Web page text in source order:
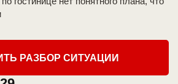
РАЗБОР СИТУАЦИИ